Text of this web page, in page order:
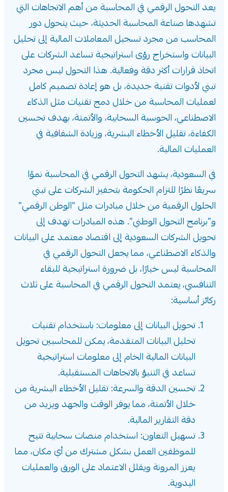
يعد التحول الرقمي في المحاسبة من أهم الاتجاهات التي
تشهدها صناعة المحاسبة الحديثة، حيث يتحول دور
المحاسب من مجرد تسجيل المعاملات المالية إلى تحليل
البيانات واستخراج رؤى استراتيجية تساعد الشركات على
اتخاذ قرارات أكثر دقة وفعالية. هذا التحول ليس مجرد
تبني لأدوات تقنية جديدة، بل هو إعادة تصميم كامل
لعمليات المحاسبة من خلال دمج تقنيات مثل الذكاء
الاصطناعي، الحوسبة السحابية، والأتمتة، بهدف تحسين
الكفاءة، تقليل الأخطاء البشرية، وزيادة الشفافية في
العمليات المالية.
في السعودية، يشهد التحول الرقمي في المحاسبة نموًا
سريعًا نظرًا للتزام الحكومة بتحفيز الشركات على تبني
الحلول الرقمية من خلال مبادرات مثل “الوطن الرقمي”
و”برنامج التحول الوطني”. هذه المبادرات تهدف إلى
تحويل الشركات السعودية إلى اقتصاد معتمد على البيانات
والذكاء الاصطناعي، مما يجعل التحول الرقمي في
المحاسبة ليس خيارًا، بل ضرورة استراتيجية للبقاء
التنافسي، يعتمد التحول الرقمي في المحاسبة على ثلاث
ركائز أساسية:
تحويل البيانات إلى معلومات: باستخدام تقنيات
تحليل البيانات المتقدمة، يمكن للمحاسبين تحويل
البيانات المالية الخام إلى معلومات استراتيجية
تساعد في التنبؤ بالاتجاهات المستقبلية.
تحسين الدقة والسرعة: تقليل الأخطاء البشرية من
خلال الأتمتة، مما يوفر الوقت والجهد ويزيد من
دقة التقارير المالية.
تسهيل التعاون: استخدام منصات سحابية تتيح
للموظفين العمل بشكل مشترك من أي مكان، مما
يعزز المرونة ويقلل الاعتماد على الورق والعمليات
اليدوية.